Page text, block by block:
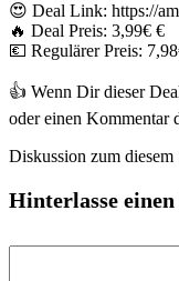
😍 Deal Link: https://
🔥 Deal Preis: 3,99€ €
💶 Regulärer Preis:
👍 Wenn Dir dieser
oder einen Kommentar
Diskussion zum diesem
Hinterlasse